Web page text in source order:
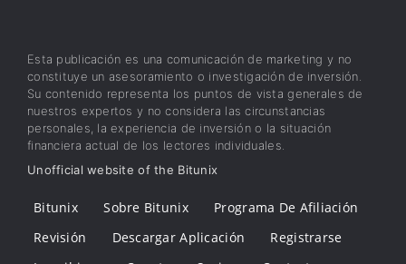
Esta publicación es una comunicación de marketing y no
constituye un asesoramiento o investigación de inversión.
Su contenido representa los puntos de vista generales de
nuestros expertos y no considera las circunstancias
personales, la experiencia de inversión o la situación
financiera actual de los lectores individuales.
Unofficial website of the Bitunix
Bitunix Sobre Bitunix
Programa De Afiliación
Revisión
Descargar Aplicación
Registrarse